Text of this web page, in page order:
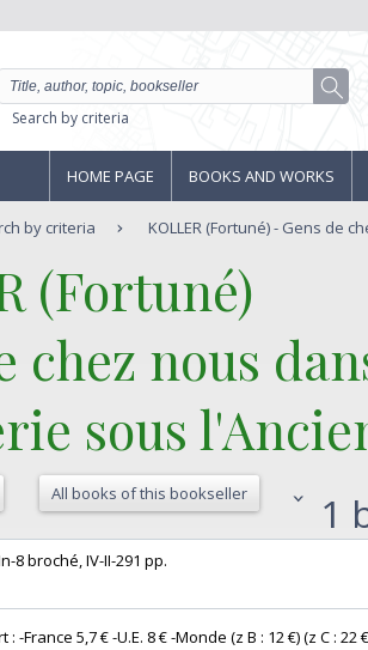
Search by criteria
HOME PAGE BOOKS AND WORKS
by criteria KOLLER (Fortuné) - Gens de
(Fortuné)‎
chez nous
sous
All books of this bookseller 1
8 broché, IV-II-291 pp.
-France 5,7 € -U.E. 8 € -Monde (z B : 12 €) (z C : 22